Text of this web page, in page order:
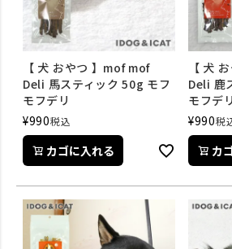
【 犬 おやつ 】mof mof
Deli 馬スティック 50g モフ
モフデリ
¥990税込
カゴに入れる
【 犬
Deli 鹿
モフデリ
¥990税
カ